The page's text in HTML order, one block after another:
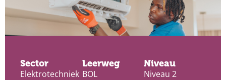
Sector
Elektrotechniek
Leerweg
BOL
Niveau
Niveau 2